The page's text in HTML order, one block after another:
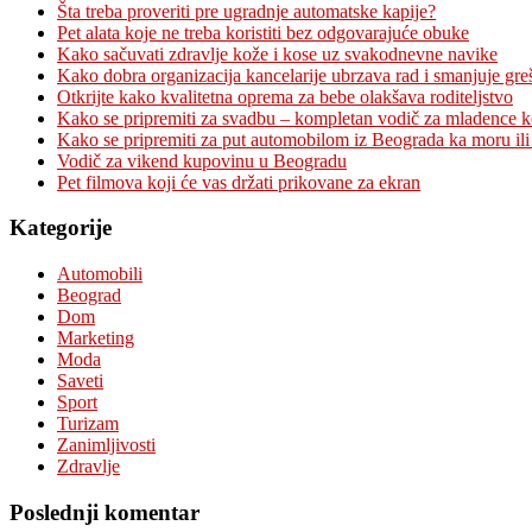
Šta treba proveriti pre ugradnje automatske kapije?
Pet alata koje ne treba koristiti bez odgovarajuće obuke
Kako sačuvati zdravlje kože i kose uz svakodnevne navike
Kako dobra organizacija kancelarije ubrzava rad i smanjuje
Otkrijte kako kvalitetna oprema za bebe olakšava roditeljstvo
Kako se pripremiti za svadbu – kompletan vodič za mladence
Kako se pripremiti za put automobilom iz Beograda ka moru
Vodič za vikend kupovinu u Beogradu
Pet filmova koji će vas držati prikovane za ekran
Kategorije
Automobili
Beograd
Dom
Marketing
Moda
Saveti
Sport
Turizam
Zanimljivosti
Zdravlje
Poslednji komentar